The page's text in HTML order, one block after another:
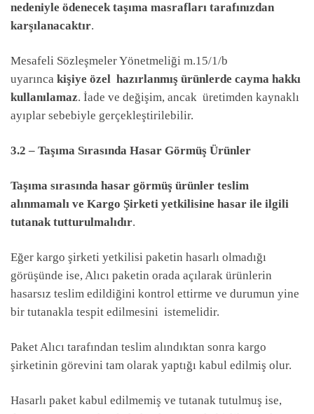
nedeniyle ödenecek taşıma masrafları tarafınızdan
karşılanacaktır.
Mesafeli Sözleşmeler Yönetmeliği m.15/1/b
uyarınca kişiye özel hazırlanmış ürünlerde cayma hakkı
kullanılamaz. İade ve değişim, ancak üretimden kaynaklı
ayıplar sebebiyle gerçekleştirilebilir.
3.2 – Taşıma Sırasında Hasar Görmüş Ürünler
Taşıma sırasında hasar görmüş ürünler teslim
alınmamalı ve Kargo Şirketi yetkilisine hasar ile ilgili
tutanak tutturulmalıdır.
Eğer kargo şirketi yetkilisi paketin hasarlı olmadığı
görüşünde ise, Alıcı paketin orada açılarak ürünlerin
hasarsız teslim edildiğini kontrol ettirme ve durumun yine
bir tutanakla tespit edilmesini istemelidir.
Paket Alıcı tarafından teslim alındıktan sonra kargo
şirketinin görevini tam olarak yaptığı kabul edilmiş olur.
Hasarlı paket kabul edilmemiş ve tutanak tutulmuş ise,